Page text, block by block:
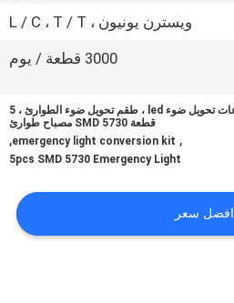
ويسترن يونيون ، L / C ، T / T
3000 قطعة / يوم
مجموعات تحويل ضوء led ، طقم تحويل ضوء الطوارئ ، 5
قطعة SMD 5730 مصباح طوارئ
,
emergency light conversion kit
,
5pcs SMD 5730 Emergency Light
افضل سعر